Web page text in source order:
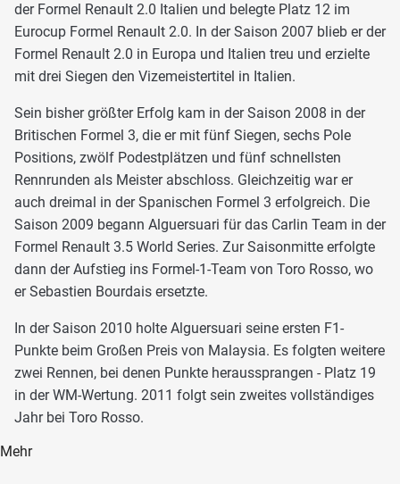
der Formel Renault 2.0 Italien und belegte Platz 12 im
Eurocup Formel Renault 2.0. In der Saison 2007 blieb er der
Formel Renault 2.0 in Europa und Italien treu und erzielte
mit drei Siegen den Vizemeistertitel in Italien.
Sein bisher größter Erfolg kam in der Saison 2008 in der
Britischen Formel 3, die er mit fünf Siegen, sechs Pole
Positions, zwölf Podestplätzen und fünf schnellsten
Rennrunden als Meister abschloss. Gleichzeitig war er
auch dreimal in der Spanischen Formel 3 erfolgreich. Die
Saison 2009 begann Alguersuari für das Carlin Team in der
Formel Renault 3.5 World Series. Zur Saisonmitte erfolgte
dann der Aufstieg ins Formel-1-Team von Toro Rosso, wo
er Sebastien Bourdais ersetzte.
In der Saison 2010 holte Alguersuari seine ersten F1-
Punkte beim Großen Preis von Malaysia. Es folgten weitere
zwei Rennen, bei denen Punkte heraussprangen - Platz 19
in der WM-Wertung. 2011 folgt sein zweites vollständiges
Jahr bei Toro Rosso.
Mehr